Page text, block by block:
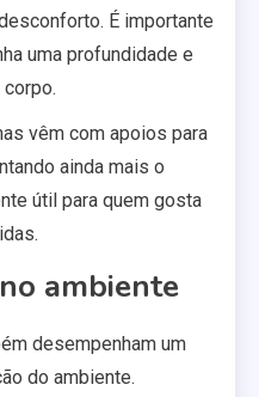
É importante
uma profundidade e
vêm com apoios para
ainda mais o
útil para quem gosta
ambiente
desempenham um
do ambiente.